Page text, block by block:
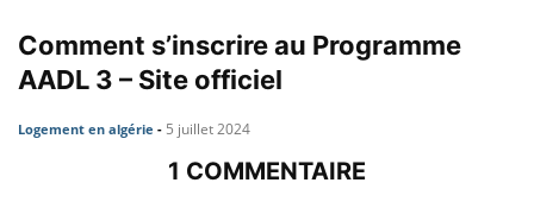
Comment s’inscrire au Programme
AADL 3 – Site officiel
Logement en algérie - 5 juillet 2024
1 COMMENTAIRE